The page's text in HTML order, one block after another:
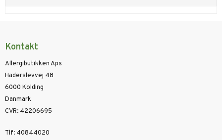
Kontakt
Allergibutikken Aps
Haderslevvej 48
6000 Kolding
Danmark
CVR: 42206695
Tlf: 40844020